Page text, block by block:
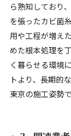
ら熟知しており
を張ったカビ菌
用や工程が増え
めた根本処理を
く暮らせる環境
トより、長期的
東京の施工姿勢で